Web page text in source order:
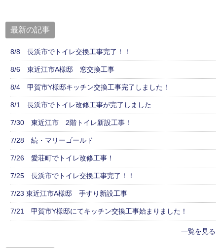
最新の記事
8/8 長浜市でトイレ交換工事完了！！
8/6 東近江市A様邸 窓交換工事
8/4 甲賀市Y様邸キッチン交換工事完了しました！
8/1 長浜市でトイレ改修工事が完了しました
7/30 東近江市 2階トイレ新設工事！
7/28 続・マリーゴールド
7/26 愛荘町でトイレ改修工事！
7/25 長浜市でトイレ交換工事完了！！
7/23 東近江市A様邸 手すり新設工事
7/21 甲賀市Y様邸にてキッチン交換工事始まりました！
一覧を見る